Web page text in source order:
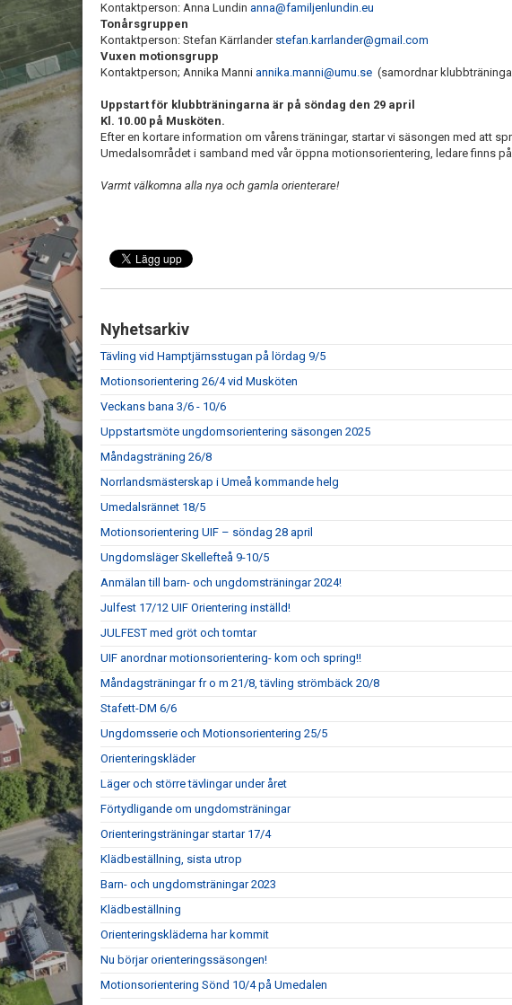
Kontaktperson: Anna Lundin anna@familjenlundin.eu
Tonårsgruppen
Kontaktperson: Stefan Kärrlander stefan.karrlander@gmail.com
Vuxen motionsgrupp
Kontaktperson; Annika Manni annika.manni@umu.se (samordnar
Uppstart för klubbträningarna är på söndag den 29 april
Kl. 10.00 på Musköten.
Efter en kortare information om vårens träningar, startar vi säsongen med att
Umedalsområdet i samband med vår öppna motionsorientering, ledare finns
Varmt välkomna alla nya och gamla orienterare!
Nyhetsarkiv
Tävling vid Hamptjärnsstugan på lördag 9/5
Motionsorientering 26/4 vid Musköten
Veckans bana 3/6 - 10/6
Uppstartsmöte ungdomsorientering säsongen 2025
Måndagsträning 26/8
Norrlandsmästerskap i Umeå kommande helg
Umedalsrännet 18/5
Motionsorientering UIF – söndag 28 april
Ungdomsläger Skellefteå 9-10/5
Anmälan till barn- och ungdomsträningar 2024!
Julfest 17/12 UIF Orientering inställd!
JULFEST med gröt och tomtar
UIF anordnar motionsorientering- kom och spring!!
Måndagsträningar fr o m 21/8, tävling strömbäck 20/8
Stafett-DM 6/6
Ungdomsserie och Motionsorientering 25/5
Orienteringskläder
Läger och större tävlingar under året
Förtydligande om ungdomsträningar
Orienteringsträningar startar 17/4
Klädbeställning, sista utrop
Barn- och ungdomsträningar 2023
Klädbeställning
Orienteringskläderna har kommit
Nu börjar orienteringssäsongen!
Motionsorientering Sönd 10/4 på Umedalen